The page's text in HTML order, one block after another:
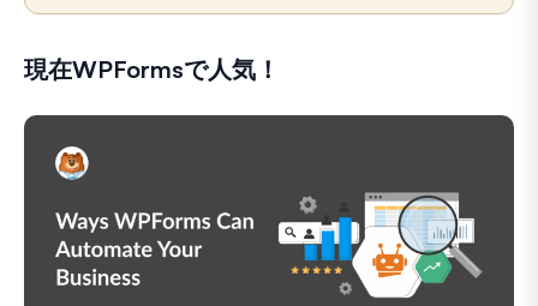
現在WPFormsで人気！